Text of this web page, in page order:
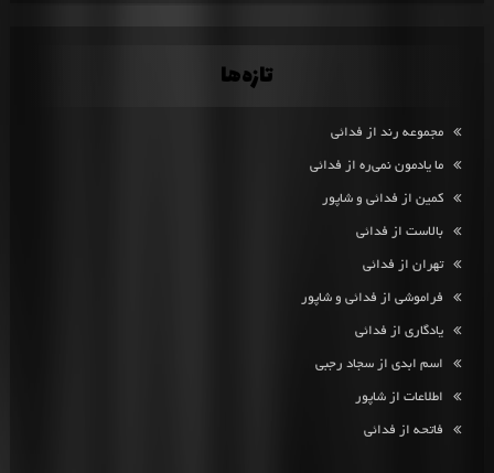
تازه‌ها
مجموعه رند از فدائی
ما یادمون نمی‌ره از فدائی
کمین از فدائی و شاپور
بالاست از فدائی
تهران از فدائی
فراموشی از فدائی و شاپور
یادگاری از فدائی
اسم ابدی از سجاد رجبی
اطلاعات از شاپور
فاتحه از فدائی